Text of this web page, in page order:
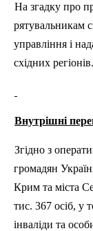
На згадку про
рятувальникам
управління і
східних регіонів.
Внутрішні
Згідно з
громадян
Крим та міста
тис. 367 осіб, у
інваліди та